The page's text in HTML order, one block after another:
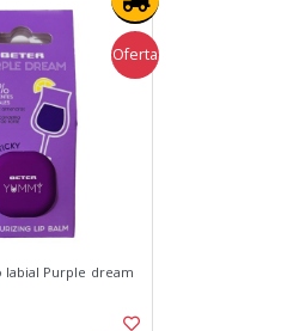
Oferta
labial Purple dream